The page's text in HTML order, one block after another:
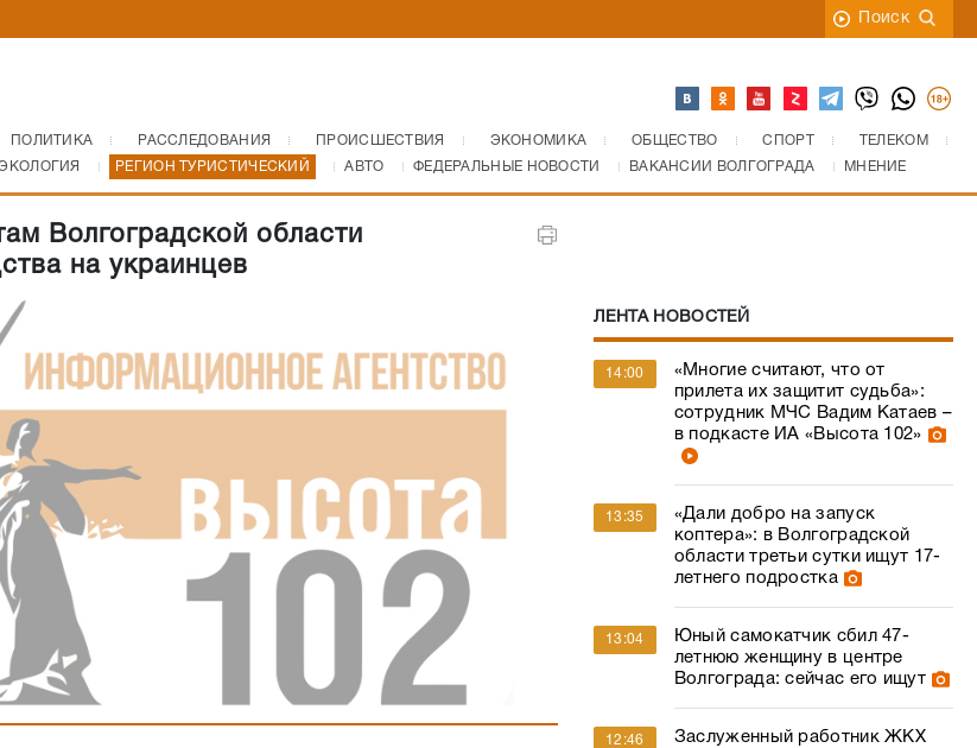
Поиск
ПОЛИТИКА РАССЛЕДОВАНИЯ ПРОИСШЕСТВИЯ ЭКОНОМИКА ОБЩЕСТВО СПОРТ
ТЕЛЕКОМ
РЕГИОН ТУРИСТИЧЕСКИЙ АВТО ФЕДЕРАЛЬНЫЕ НОВОСТИ ВАКАНСИИ ВОЛГОГРАДА МНЕНИЕ
Волгоградской области
на украинцев
ЛЕНТА НОВОСТЕЙ
14:00
«Многие считают, что от
прилета их защитит судьба»:
сотрудник МЧС Вадим Катаев –
в подкасте ИА «Высота 102»
13:35
«Дали добро на запуск
коптера»: в Волгоградской
области третьи сутки ищут 17-
летнего подростка
13:04
Юный самокатчик сбил 47-
летнюю женщину в центре
Волгограда: сейчас его ищут
12:46
Заслуженный работник ЖКХ